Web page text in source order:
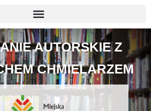
AUTORSKIE Z
CHMIELARZEM